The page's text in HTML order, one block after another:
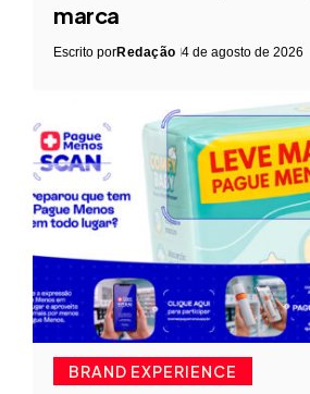
marca
Escrito porRedação 4 de agosto de 2026
BRAND EXPERIENCE